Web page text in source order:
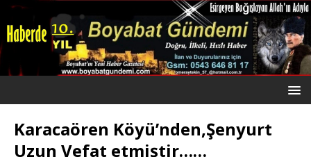
Karacaören Köyü’nden,Şenyurt
Uzun Vefat etmiştir……